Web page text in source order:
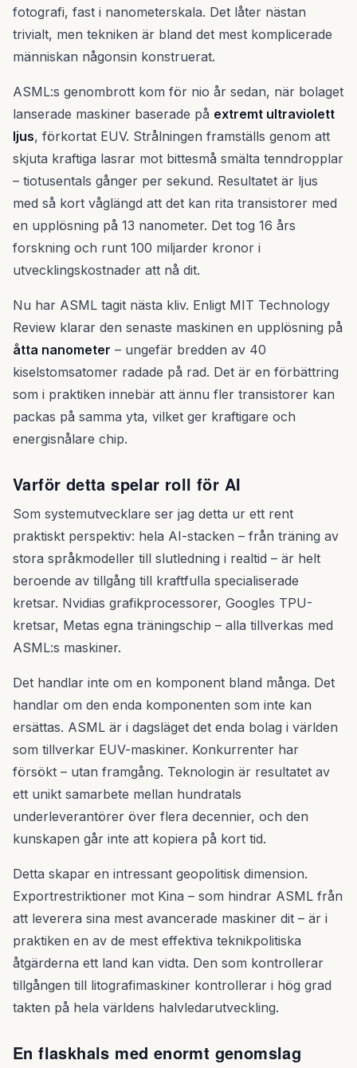
fotografi, fast i nanometerskala. Det låter nästan
trivialt, men tekniken är bland det mest komplicerade
människan någonsin konstruerat.
ASML:s genombrott kom för nio år sedan, när bolaget
lanserade maskiner baserade på extremt ultraviolett
ljus, förkortat EUV. Strålningen framställs genom att
skjuta kraftiga lasrar mot bittesmå smälta tenndropplar
– tiotusentals gånger per sekund. Resultatet är ljus
med så kort våglängd att det kan rita transistorer med
en upplösning på 13 nanometer. Det tog 16 års
forskning och runt 100 miljarder kronor i
utvecklingskostnader att nå dit.
Nu har ASML tagit nästa kliv. Enligt MIT Technology
Review klarar den senaste maskinen en upplösning på
åtta nanometer – ungefär bredden av 40
kiselstomsatomer radade på rad. Det är en förbättring
som i praktiken innebär att ännu fler transistorer kan
packas på samma yta, vilket ger kraftigare och
energisnålare chip.
Varför detta spelar roll för AI
Som systemutvecklare ser jag detta ur ett rent
praktiskt perspektiv: hela AI-stacken – från träning av
stora språkmodeller till slutledning i realtid – är helt
beroende av tillgång till kraftfulla specialiserade
kretsar. Nvidias grafikprocessorer, Googles TPU-
kretsar, Metas egna träningschip – alla tillverkas med
ASML:s maskiner.
Det handlar inte om en komponent bland många. Det
handlar om den enda komponenten som inte kan
ersättas. ASML är i dagsläget det enda bolag i världen
som tillverkar EUV-maskiner. Konkurrenter har
försökt – utan framgång. Teknologin är resultatet av
ett unikt samarbete mellan hundratals
underleverantörer över flera decennier, och den
kunskapen går inte att kopiera på kort tid.
Detta skapar en intressant geopolitisk dimension.
Exportrestriktioner mot Kina – som hindrar ASML från
att leverera sina mest avancerade maskiner dit – är i
praktiken en av de mest effektiva teknikpolitiska
åtgärderna ett land kan vidta. Den som kontrollerar
tillgången till litografimaskiner kontrollerar i hög grad
takten på hela världens halvledarutveckling.
En flaskhals med enormt genomslag